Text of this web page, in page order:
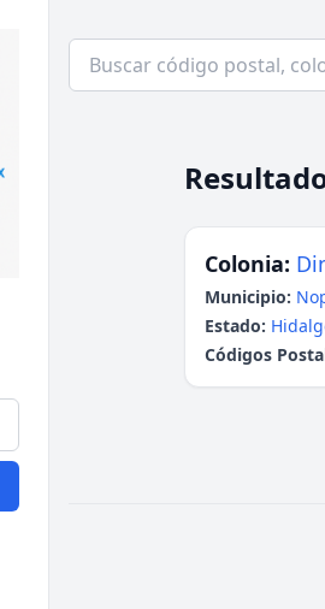
Colonia:
Municipio:
Estado:
Códigos